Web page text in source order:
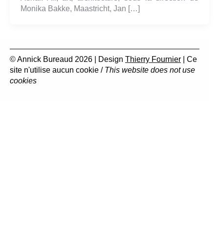
Monika Bakke, Maastricht, Jan […]
© Annick Bureaud 2026 | Design Thierry Fournier | Ce
site n'utilise aucun cookie / This website does not use
cookies